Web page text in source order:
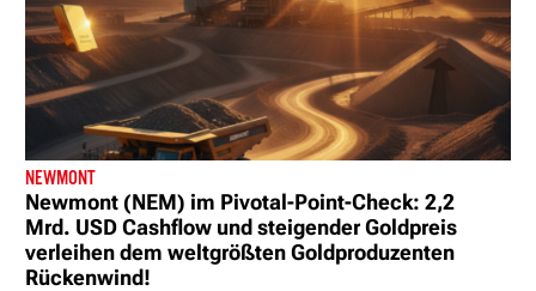
NEWMONT
Newmont (NEM) im Pivotal-Point-Check: 2,2
Mrd. USD Cashflow und steigender Goldpreis
verleihen dem weltgrößten Goldproduzenten
Rückenwind!